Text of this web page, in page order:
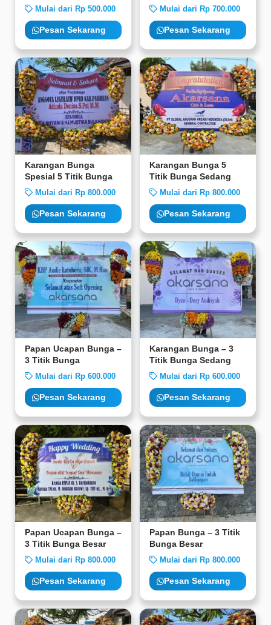
Mulai dari Rp 500.000
Pesan Sekarang
Mulai dari Rp 700.000
Pesan Sekarang
Karangan Bunga
Spesial 5 Titik Bunga
Mulai dari Rp 800.000
Pesan Sekarang
Karangan Bunga 5
Titik Bunga Sedang
Mulai dari Rp 800.000
Pesan Sekarang
Papan Ucapan Bunga –
3 Titik Bunga
Mulai dari Rp 600.000
Pesan Sekarang
Karangan Bunga – 3
Titik Bunga Sedang
Mulai dari Rp 600.000
Pesan Sekarang
Papan Ucapan Bunga –
3 Titik Bunga Besar
Mulai dari Rp 800.000
Pesan Sekarang
Papan Bunga – 3 Titik
Bunga Besar
Mulai dari Rp 800.000
Pesan Sekarang